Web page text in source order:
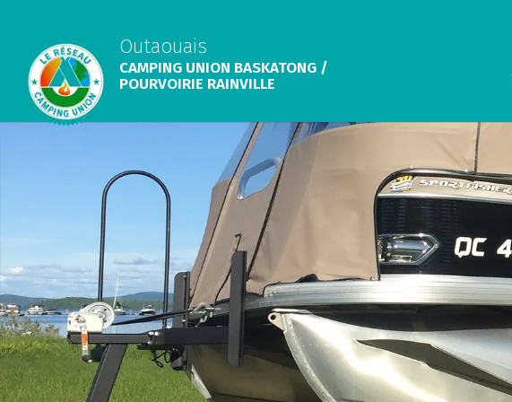
Outaouais
CAMPING UNION BASKATONG /
POURVOIRIE RAINVILLE